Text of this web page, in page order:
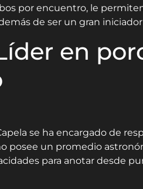
por encuentro, le
de ser un gran
en
se ha encargado de
posee un promedio
para anotar desde